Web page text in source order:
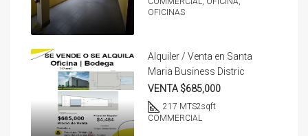
OFICINAS
Alquiler / Venta en Santa
Maria Business Distric
VENTA $685,000
217 MTS2sqft
COMMERCIAL